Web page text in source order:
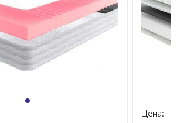
Цена: